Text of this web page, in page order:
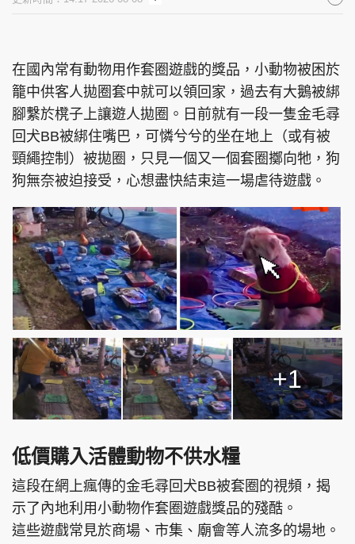
在國內常有動物用作套圈遊戲的獎品，小動物被困於
籠中供客人拋圈套中就可以領回家，過去有大鵝被綁
腳繫於櫈子上讓遊人拋圈。日前就有一段一隻金毛尋
回犬BB被綁住嘴巴，可憐兮兮的坐在地上（或有被
頸繩控制）被拋圈，只見一個又一個套圈擲向牠，狗
狗無奈被迫接受，心想盡快結束這一場虐待遊戲。
+1
低價購入活體動物不供水糧
這段在網上瘋傳的金毛尋回犬BB被套圈的視頻，揭
示了內地利用小動物作套圈遊戲獎品的殘酷。
這些遊戲常見於商場、市集、廟會等人流多的場地。